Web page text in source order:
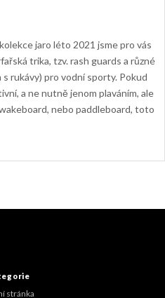
jaro léto 2021 jsme pro vás
trika, tzv. rash guards a různé
rukávy) pro vodní sporty. Pokud
a ne nutně jenom plaváním, ale
nebo paddleboard, toto
stránka